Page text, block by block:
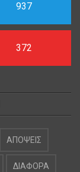
937
372
ΑΠΟΨΕΙΣ
ΔΙΑΦΟΡΑ